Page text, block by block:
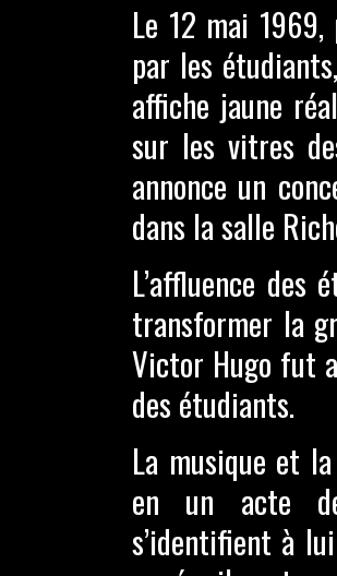
Le 12 mai
par les
affiche jaune
sur les vitres
annonce un
dans la salle
L’affluence
transformer la
Victor Hugo fut
des étudiants.
La musique et
en un acte
s’identifient à